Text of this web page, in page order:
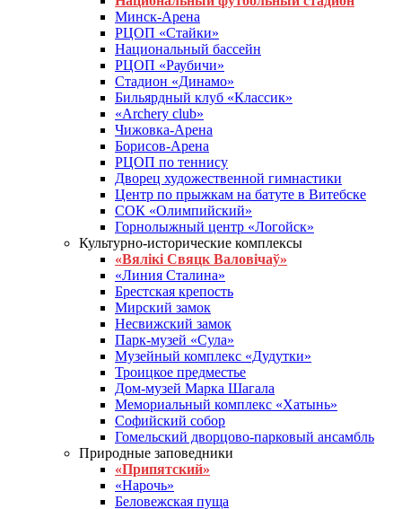
Минск-Арена
РЦОП «Стайки»
Национальный бассейн
РЦОП «Раубичи»
Стадион «Динамо»
Бильярдный клуб «Классик»
«Archery club»
Чижовка-Арена
Борисов-Арена
РЦОП по теннису
Дворец художественной гимнастики
Центр по прыжкам на батуте в Витебске
СОК «Олимпийский»
Горнолыжный центр «Логойск»
Культурно-исторические комплексы
«Вялікі Свяцк Валовічаў»
«Линия Сталина»
Брестская крепость
Мирский замок
Несвижский замок
Парк-музей «Сула»
Музейный комплекс «Дудутки»
Троицкое предместье
Дом-музей Марка Шагала
Мемориальный комплекс «Хатынь»
Софийский собор
Гомельский дворцово-парковый ансамбль
Природные заповедники
«Припятский»
«Нарочь»
Беловежская пуща